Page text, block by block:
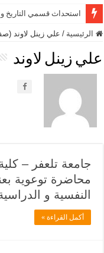
استحداث قسمي التاريخ
الرئيسية / علي زينل لاوند
علي زينل لاوند
جامعة تلعفر –
محاضرة توعوية
النفسية و
أكمل القراءة »